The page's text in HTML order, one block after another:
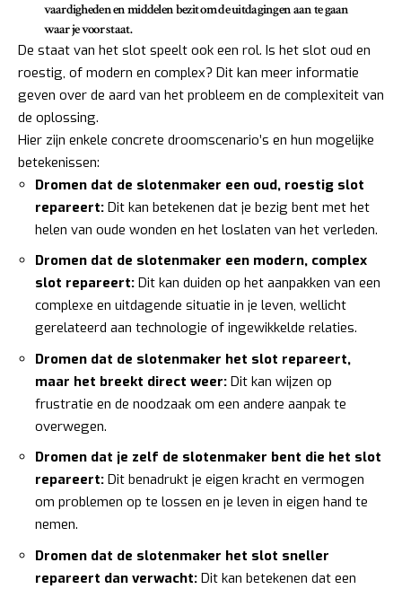
vaardigheden en middelenbezit om de uitdagingen aan te gaan
waar je voor staat.
De staat van het slot speelt ook een rol. Is het slot oud en
roestig, of modern en complex? Dit kan meer informatie
geven over de aard van het probleem en de complexiteit van
de oplossing.
Hier zijn enkele concrete droomscenario’s en hun mogelijke
betekenissen:
Dromen dat de slotenmaker een oud, roestig slot
repareert: Dit kan betekenen dat je bezig bent met het
helen van oude wonden en het loslaten van het verleden.
Dromen dat de slotenmaker een modern, complex
slot repareert: Dit kan duiden op het aanpakken van een
complexe en uitdagende situatie in je leven, wellicht
gerelateerd aan technologie of ingewikkelde relaties.
Dromen dat de slotenmaker het slot repareert,
maar het breekt direct weer: Dit kan wijzen op
frustratie en de noodzaak om een andere aanpak te
overwegen.
Dromen dat je zelf de slotenmaker bent die het slot
repareert: Dit benadrukt je eigen kracht en vermogen
om problemen op te lossen en je leven in eigen hand te
nemen.
Dromen dat de slotenmaker het slot sneller
repareert dan verwacht: Dit kan betekenen dat een